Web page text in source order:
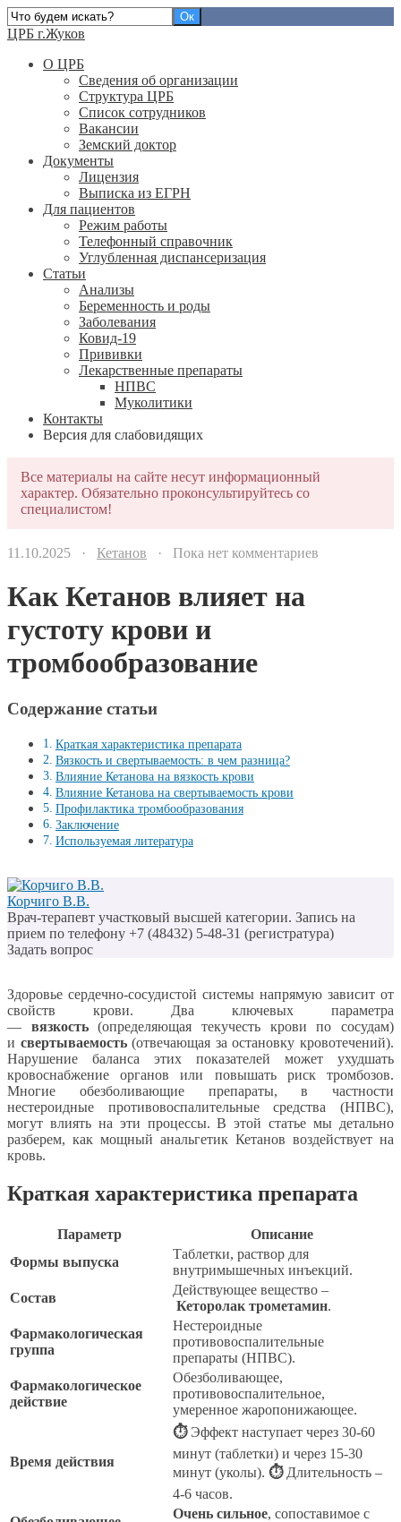
ЦРБ г.Жуков
О ЦРБ
Сведения об организации
Структура ЦРБ
Список сотрудников
Вакансии
Земский доктор
Документы
Лицензия
Выписка из ЕГРН
Для пациентов
Режим работы
Телефонный справочник
Углубленная диспансеризация
Статьи
Анализы
Беременность и роды
Заболевания
Ковид-19
Прививки
Лекарственные препараты
НПВС
Муколитики
Контакты
Версия для слабовидящих
Все материалы на сайте несут информационный
характер. Обязательно проконсультируйтесь со
специалистом!
11.10.2025 · Кетанов · Пока нет комментариев
Как Кетанов влияет на
густоту крови и
тромбообразование
Содержание статьи
Краткая характеристика препарата
Вязкость и свертываемость: в чем разница?
Влияние Кетанова на вязкость крови
Влияние Кетанова на свертываемость крови
Профилактика тромбообразования
Заключение
Используемая литература
Корчиго В.В.
Врач-терапевт участковый высшей категории. Запись на
прием по телефону +7 (48432) 5-48-31 (регистратура)
Задать вопрос
Здоровье сердечно-сосудистой системы напрямую зависит от
свойств крови. Два ключевых параметра
— вязкость(определяющая текучесть крови по сосудам)
и свертываемость(отвечающая за остановку кровотечений).
Нарушение баланса этих показателей может ухудшать
кровоснабжение органов или повышать риск тромбозов.
Многие обезболивающие препараты, в частности
нестероидные противовоспалительные средства (НПВС),
могут влиять на эти процессы. В этой статье мы детально
разберем, как мощный анальгетик Кетанов воздействует на
кровь.
Краткая характеристика препарата
Параметр
Описание
Формы выпуска
Таблетки, раствор для
внутримышечных инъекций.
Состав
Действующее вещество –
Кеторолак трометамин.
Фармакологическая
группа
Нестероидные
противовоспалительные
препараты (НПВС).
Фармакологическое
действие
Обезболивающее,
противовоспалительное,
умеренное жаропонижающее.
Время действия
⏱Эффект наступает через 30-60
минут (таблетки) и через 15-30
минут (уколы). ⏱Длительность –
4-6 часов.
Очень сильное, сопоставимое с